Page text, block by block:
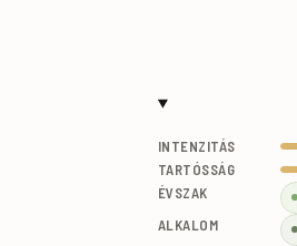
INTENZITÁS
TARTÓSSÁG
ÉVSZAK
ALKALOM